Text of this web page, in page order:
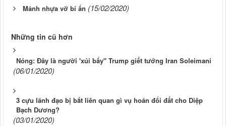
Mảnh nhựa vỡ bí ẩn (15/02/2020)
Những tin cũ hơn
Nóng: Đây là người 'xúi bẩy" Trump giết tướng Iran Soleimani
(06/01/2020)
3 cựu lãnh đạo bị bắt liên quan gì vụ hoán đổi đất cho Diệp
Bạch Dương?
(03/01/2020)